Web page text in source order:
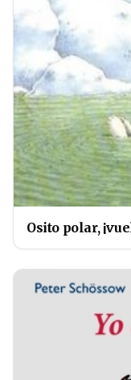
Osito polar,